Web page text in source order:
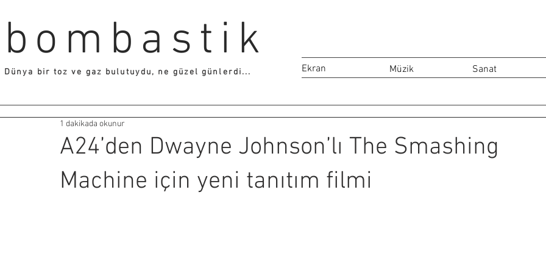
bombastik
Dünya bir toz ve gaz bulutuydu, ne güzel günlerdi... Ekran Müzik Sanat
A24’den Dwayne Johnson’lı The Smashing
Machine için yeni tanıtım filmi
1 dakikada okunur